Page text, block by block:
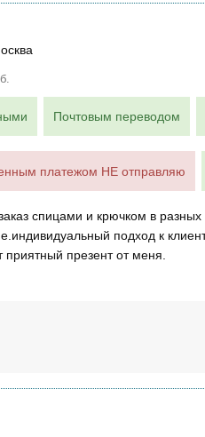
Почтовым переводом
платежом НЕ отправляю
спицами и крючком в разных
подход к
приятный презент от меня.